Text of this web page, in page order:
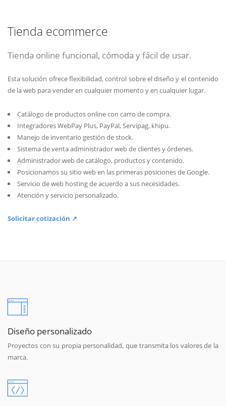
Tienda ecommerce
Tienda online funcional, cómoda y fácil de usar.
Esta solución ofrece flexibilidad, control sobre el diseño y el contenido
de la web para vender en cualquier momento y en cualquier lugar.
Catálogo de productos online con carro de compra.
Integradores WebPay Plus, PayPal, Servipag, khipu.
Manejo de inventario gestión de stock.
Sistema de venta administrador web de clientes y órdenes.
Administrador web de catálogo, productos y contenido.
Posicionamos su sitio web en las primeras posiciones de Google.
Servicio de web hosting de acuerdo a sus necesidades.
Atención y servicio personalizado.
Solicitar cotización ↗
Diseño personalizado
Proyectos con su propia personalidad, que transmita los valores de la
marca.